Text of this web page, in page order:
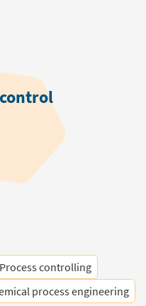
Process controlling
process engineering